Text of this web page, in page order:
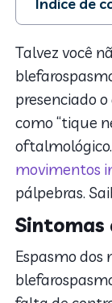
1. Sintomas
2. O que pode
3. Como tratar
Talvez você
presenciado
como “tique
movimentos
pálpebras.
Sintomas
Espasmo dos